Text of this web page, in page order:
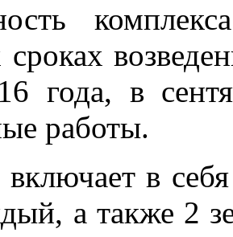
года, в
работы.
включает в
а также 2